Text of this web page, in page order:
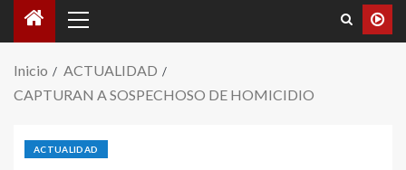
Inicio
ACTUALIDAD
CAPTURAN A SOSPECHOSO DE HOMICIDIO
ACTUALIDAD